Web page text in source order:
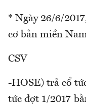
* Ngày 26/6/
cơ bản miền
CSV
-HOSE) trả cổ
tức đợt 1/2017